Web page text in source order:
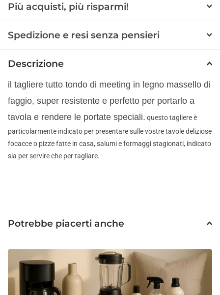
Più acquisti, più risparmi!
Spedizione e resi senza pensieri
Descrizione
il tagliere tutto tondo di meeting in legno massello di
faggio, super resistente e perfetto per portarlo a
tavola e rendere le portate speciali. questo tagliere è
particolarmente indicato per presentare sulle vostre tavole deliziose
focacce o pizze fatte in casa, salumi e formaggi stagionati, indicato
sia per servire che per tagliare.
Potrebbe piacerti anche